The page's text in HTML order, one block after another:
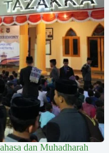
dan Muhadharah